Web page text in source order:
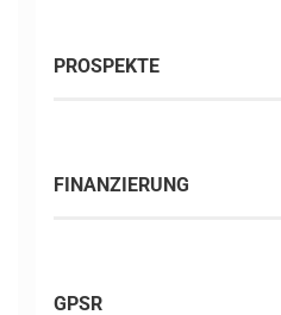
PROSPEKTE
FINANZIERUNG
GPSR